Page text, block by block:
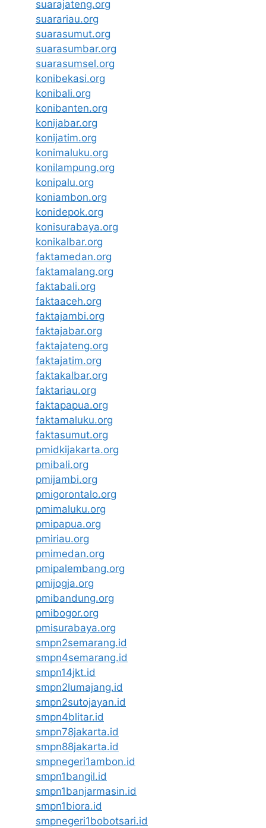
suarajateng.org
suarariau.org
suarasumut.org
suarasumbar.org
suarasumsel.org
konibekasi.org
konibali.org
konibanten.org
konijabar.org
konijatim.org
konimaluku.org
konilampung.org
konipalu.org
koniambon.org
konidepok.org
konisurabaya.org
konikalbar.org
faktamedan.org
faktamalang.org
faktabali.org
faktaaceh.org
faktajambi.org
faktajabar.org
faktajateng.org
faktajatim.org
faktakalbar.org
faktariau.org
faktapapua.org
faktamaluku.org
faktasumut.org
pmidkijakarta.org
pmibali.org
pmijambi.org
pmigorontalo.org
pmimaluku.org
pmipapua.org
pmiriau.org
pmimedan.org
pmipalembang.org
pmijogja.org
pmibandung.org
pmibogor.org
pmisurabaya.org
smpn2semarang.id
smpn4semarang.id
smpn14jkt.id
smpn2lumajang.id
smpn2sutojayan.id
smpn4blitar.id
smpn78jakarta.id
smpn88jakarta.id
smpnegeri1ambon.id
smpn1bangil.id
smpn1banjarmasin.id
smpn1biora.id
smpnegeri1bobotsari.id